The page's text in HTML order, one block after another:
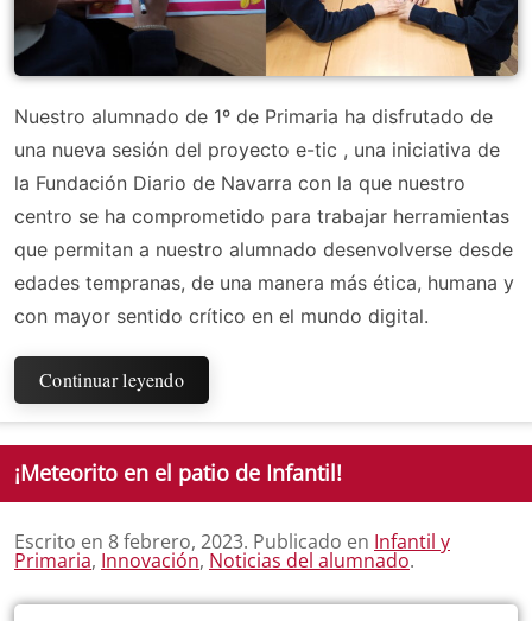
Nuestro alumnado de 1º de Primaria ha disfrutado de
una nueva sesión del proyecto e-tic , una iniciativa de
la Fundación Diario de Navarra con la que nuestro
centro se ha comprometido para trabajar herramientas
que permitan a nuestro alumnado desenvolverse desde
edades tempranas, de una manera más ética, humana y
con mayor sentido crítico en el mundo digital.
Continuar leyendo
¡Meteorito en el patio de Infantil!
Escrito en 8 febrero, 2023. Publicado en Infantil y
Primaria, Innovación, Noticias del alumnado.